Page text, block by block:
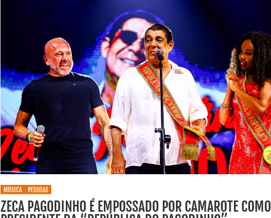
MÚSICA PESSOAS
ZECA PAGODINHO É EMPOSSADO POR CAMAROTE COMO